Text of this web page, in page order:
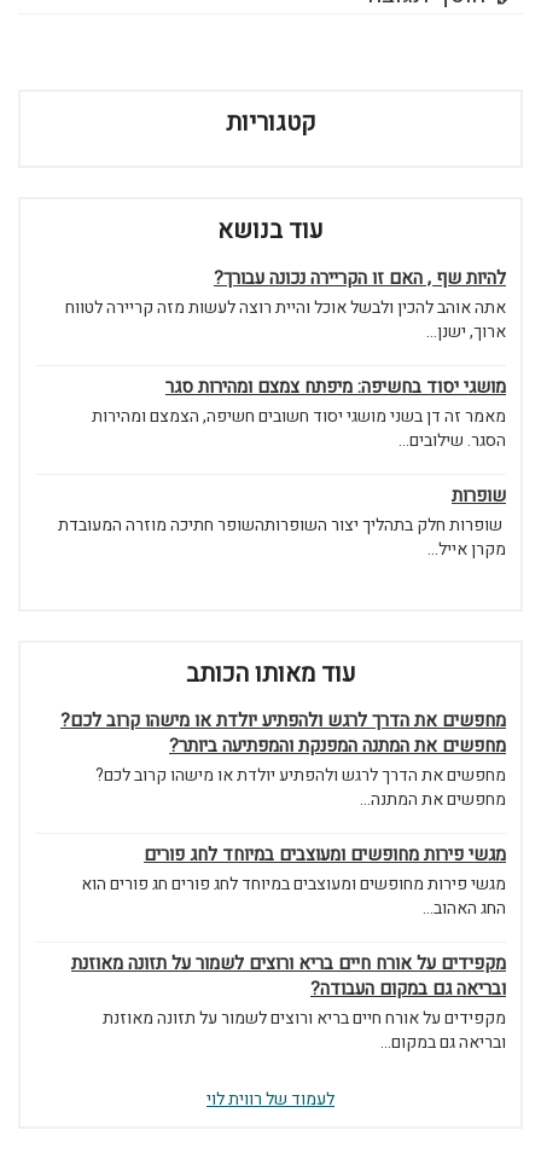
קטגוריות
עוד בנושא
להיות שף , האם זו הקריירה נכונה עבורך?
אתה אוהב להכין ולבשל אוכל והיית רוצה לעשות מזה קריירה לטווח
ארוך, ישנן...
מושגי יסוד בחשיפה: מיפתח צמצם ומהירות סגר
מאמר זה דן בשני מושגי יסוד חשובים חשיפה, הצמצם ומהירות
הסגר. שילובים...
שופרות
שופרות חלק בתהליך יצור השופרותהשופר חתיכה מוזרה המעובדת
מקרן אייל...
עוד מאותו הכותב
מחפשים את הדרך לרגש ולהפתיע יולדת או מישהו קרוב לכם?
מחפשים את המתנה המפנקת והמפתיעה ביותר?
מחפשים את הדרך לרגש ולהפתיע יולדת או מישהו קרוב לכם?
מחפשים את המתנה...
מגשי פירות מחופשים ומעוצבים במיוחד לחג פורים
מגשי פירות מחופשים ומעוצבים במיוחד לחג פורים חג פורים הוא
החג האהוב...
מקפידים על אורח חיים בריא ורוצים לשמור על תזונה מאוזנת
ובריאה גם במקום העבודה?
מקפידים על אורח חיים בריא ורוצים לשמור על תזונה מאוזנת
ובריאה גם במקום...
לעמוד של רווית לוי